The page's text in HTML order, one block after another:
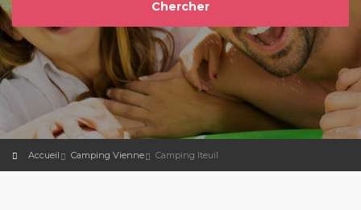
Accueil Camping Vienne Camping Iteuil